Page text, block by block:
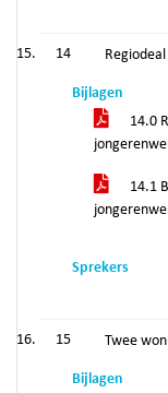
14
Bijlagen
14.0
14.1
Sprekers
15 Twee
Bijlagen